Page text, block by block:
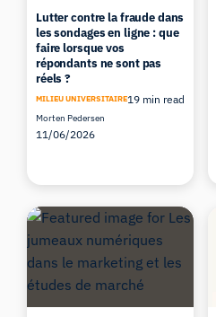
Lutter contre la fraude dans
les sondages en ligne : que
faire lorsque vos
répondants ne sont pas
réels ?
MILIEU UNIVERSITAIRE19 min read
Morten Pedersen
11/06/2026